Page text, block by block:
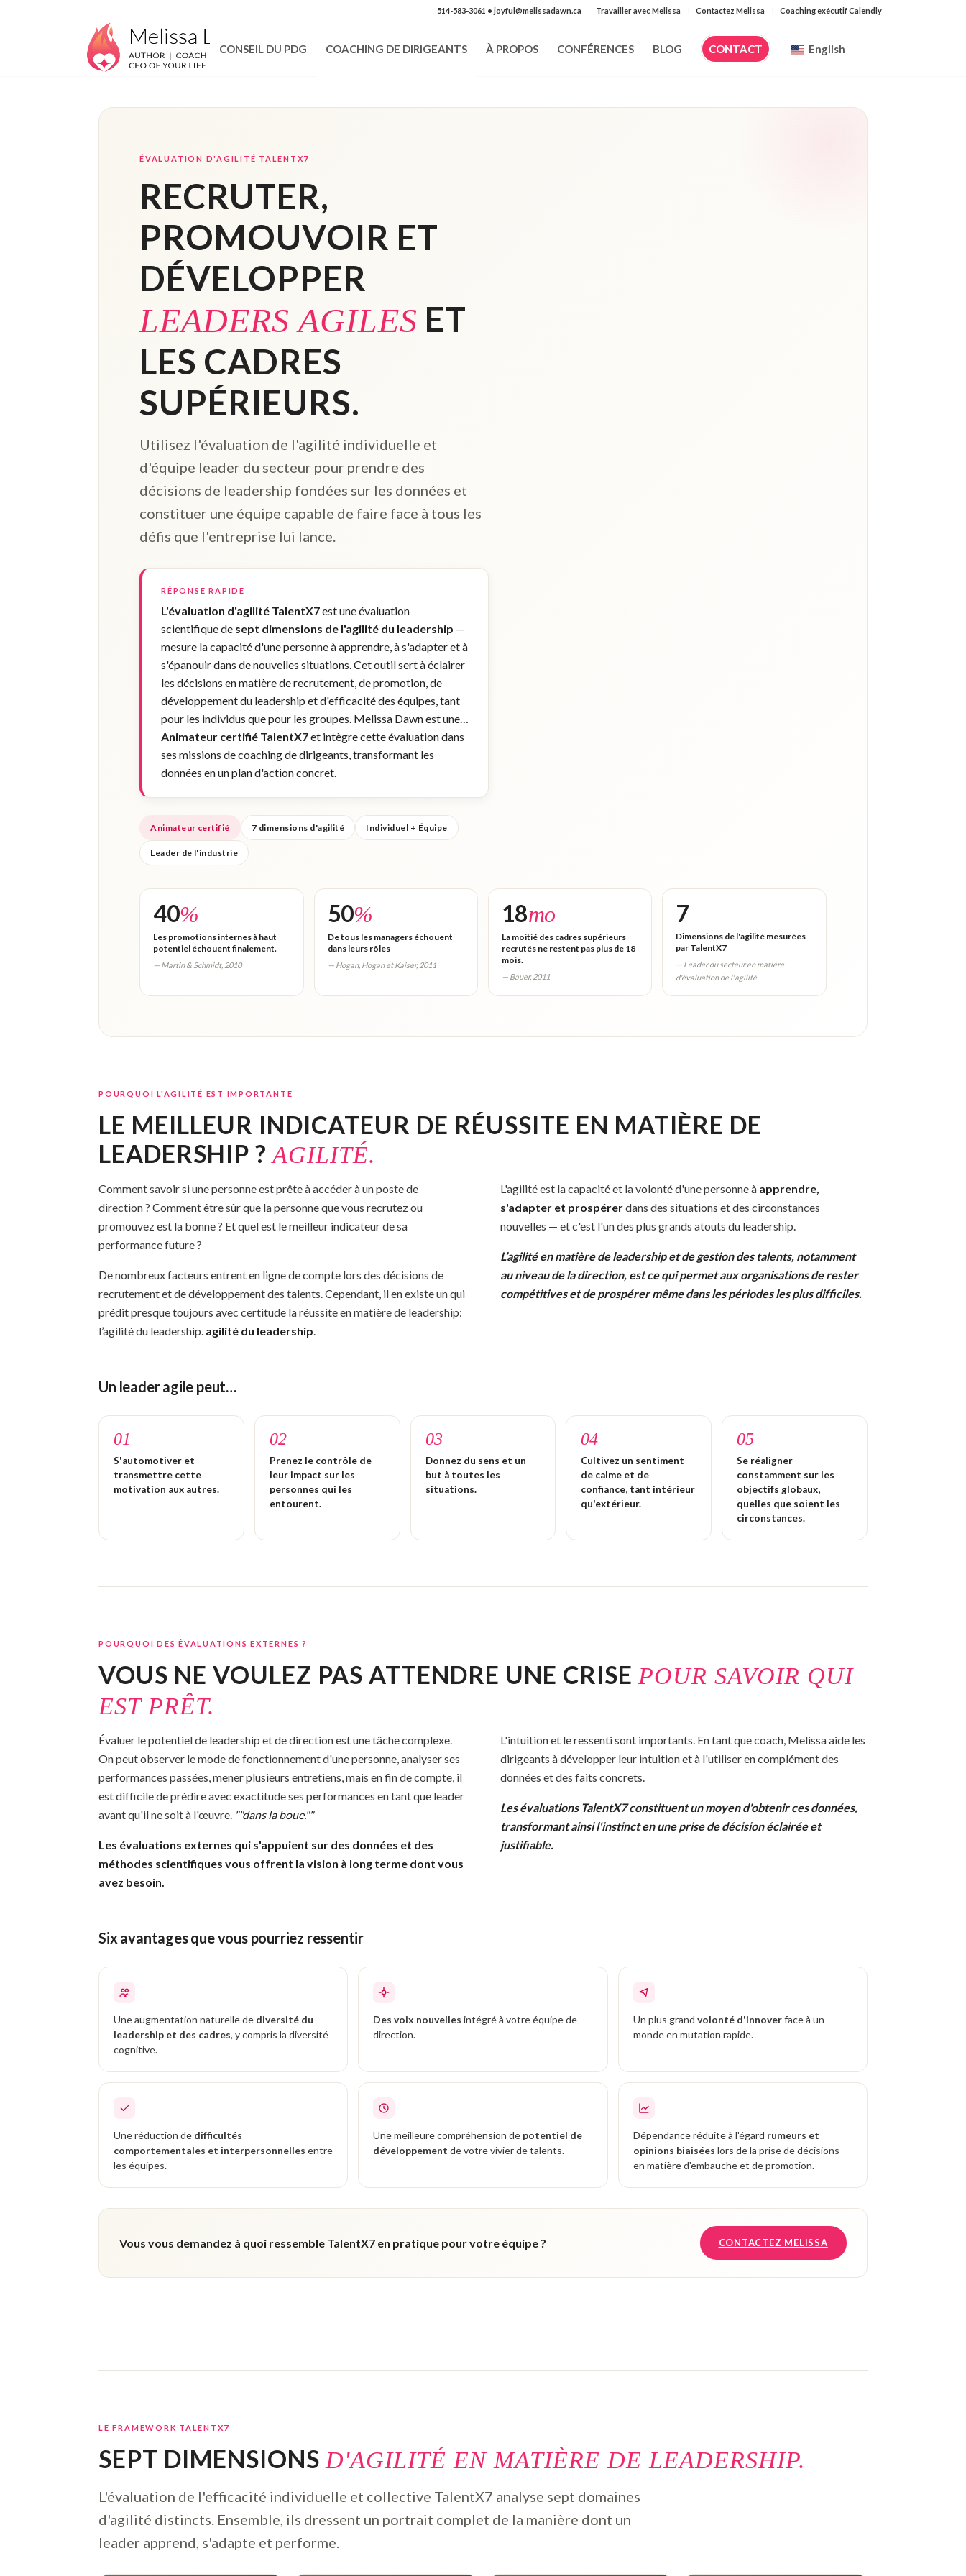
Travailler avec Melissa Contactez Melissa Coaching exécutif Calendly
514-583-3061 • joyful@melissadawn.ca
CONSEIL DU PDG COACHING DE DIRIGEANTS À PROPOS CONFÉRENCES BLOG CONTACT English
ÉVALUATION D'AGILITÉ TALENTX7
RECRUTER,
PROMOUVOIR ET
DÉVELOPPER
LEADERS AGILES ET
LES CADRES
SUPÉRIEURS.
Utilisez l'évaluation de l'agilité individuelle et
d'équipe leader du secteur pour prendre des
décisions de leadership fondées sur les données et
constituer une équipe capable de faire face à tous les
défis que l'entreprise lui lance.
RÉPONSE RAPIDE
L'évaluation d'agilité TalentX7est une évaluation
scientifique de sept dimensions de l'agilité du leadership —
mesure la capacité d'une personne à apprendre, à s'adapter et à
s'épanouir dans de nouvelles situations. Cet outil sert à éclairer
les décisions en matière de recrutement, de promotion, de
développement du leadership et d'efficacité des équipes, tant
pour les individus que pour les groupes. Melissa Dawn est une…
Animateur certifié TalentX7et intègre cette évaluation dans
ses missions de coaching de dirigeants, transformant les
données en un plan d'action concret.
Animateur certifié 7 dimensions d'agilité Individuel + Équipe
Leader de l'industrie
40%
Les promotions internes à haut
potentiel échouent finalement.
— Martin & Schmidt, 2010
50%
De tous les managers échouent
dans leurs rôles
— Hogan, Hogan et Kaiser, 2011
18mo
La moitié des cadres supérieurs
recrutés ne restent pas plus de 18
mois.
— Bauer, 2011
7
Dimensions de l'agilité mesurées
par TalentX7
— Leader du secteur en matière
d'évaluation de l'agilité
POURQUOI L'AGILITÉ EST IMPORTANTE
LE MEILLEUR INDICATEUR DE RÉUSSITE EN MATIÈRE DE
LEADERSHIP ?AGILITÉ.
Comment savoir si une personne est prête à accéder à un poste de
direction ? Comment être sûr que la personne que vous recrutez ou
promouvez est la bonne ? Et quel est le meilleur indicateur de sa
performance future ?
De nombreux facteurs entrent en ligne de compte lors des décisions de
recrutement et de développement des talents. Cependant, il en existe un qui
prédit presque toujours avec certitude la réussite en matière de leadership:
l’agilité du leadership. agilité du leadership.
L'agilité est la capacité et la volonté d'une personne à apprendre,
s'adapter et prospérerdans des situations et des circonstances
nouvelles — et c'est l'un des plus grands atouts du leadership.
L’agilité en matière de leadership et de gestion des talents, notamment
au niveau de la direction, est ce qui permet aux organisations de rester
compétitives et de prospérer même dans les périodes les plus difficiles.
Un leader agile peut…
01
S'automotiver et
transmettre cette
motivation aux autres.
02
Prenez le contrôle de
leur impact sur les
personnes qui les
entourent.
03
Donnez du sens et un
but à toutes les
situations.
04
Cultivez un sentiment
de calme et de
confiance, tant intérieur
qu'extérieur.
05
Se réaligner
constamment sur les
objectifs globaux,
quelles que soient les
circonstances.
POURQUOI DES ÉVALUATIONS EXTERNES ?
VOUS NE VOULEZ PAS ATTENDRE UNE CRISE POUR SAVOIR QUI
EST PRÊT.
Évaluer le potentiel de leadership et de direction est une tâche complexe.
On peut observer le mode de fonctionnement d'une personne, analyser ses
performances passées, mener plusieurs entretiens, mais en fin de compte, il
est difficile de prédire avec exactitude ses performances en tant que leader
avant qu'il ne soit à l'œuvre. ""dans la boue.""
Les évaluations externes qui s'appuient sur des données et des
méthodes scientifiques vous offrent la vision à long terme dont vous
avez besoin.
L'intuition et le ressenti sont importants. En tant que coach, Melissa aide les
dirigeants à développer leur intuition et à l'utiliser en complément des
données et des faits concrets.
Les évaluations TalentX7 constituent un moyen d'obtenir ces données,
transformant ainsi l'instinct en une prise de décision éclairée et
justifiable.
Six avantages que vous pourriez ressentir
Une augmentation naturelle de diversité du
leadership et des cadres, y compris la diversité
cognitive.
Des voix nouvelles intégré à votre équipe de
direction.
Un plus grand volonté d'innoverface à un
monde en mutation rapide.
Une réduction de difficultés
comportementales et interpersonnelles entre
les équipes.
Une meilleure compréhension de potentiel de
développement de votre vivier de talents.
Dépendance réduite à l'égard rumeurs et
opinions biaisées lors de la prise de décisions
en matière d'embauche et de promotion.
Vous vous demandez à quoi ressemble TalentX7 en pratique pour votre équipe ? CONTACTEZ MELISSA
LE FRAMEWORK TALENTX7
SEPT DIMENSIONS D'AGILITÉ EN MATIÈRE DE LEADERSHIP.
L'évaluation de l'efficacité individuelle et collective TalentX7 analyse sept domaines
d'agilité distincts. Ensemble, ils dressent un portrait complet de la manière dont un
leader apprend, s'adapte et performe.